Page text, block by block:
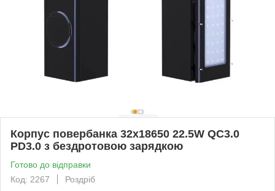
Корпус повербанка 32х18650 22.5W QC3.0
PD3.0 з бездротовою зарядкою
Готово до відправки
Код: 2267
Роздріб